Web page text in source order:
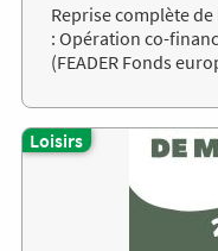
Reprise complète
: Opération co-
(FEADER Fonds
Loisirs